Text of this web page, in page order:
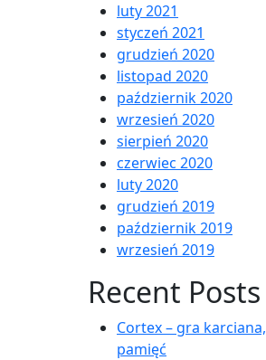
luty 2021
styczeń 2021
grudzień 2020
listopad 2020
październik 2020
wrzesień 2020
sierpień 2020
czerwiec 2020
luty 2020
grudzień 2019
październik 2019
wrzesień 2019
Recent Posts
Cortex – gra
pamięć